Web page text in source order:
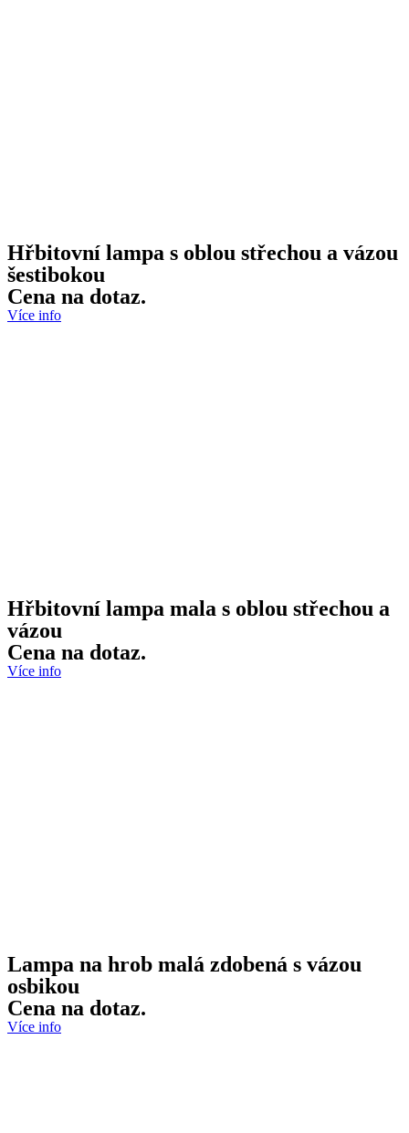
Hřbitovní lampa s oblou střechou a vázou
šestibokou
Cena na dotaz.
Více info
Hřbitovní lampa mala s oblou střechou a
vázou
Cena na dotaz.
Více info
Lampa na hrob malá zdobená s vázou
osbikou
Cena na dotaz.
Více info